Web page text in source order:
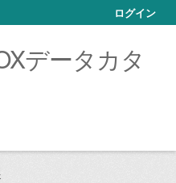
ログイン
データカタ